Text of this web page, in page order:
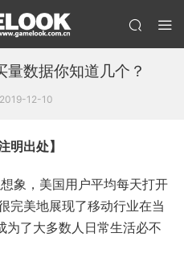
数据你知道几个？
2019-12-10
明出处】
象，美国用户平均每天打开
完美地展现了移动行业在当
为了大多数人日常生活必不